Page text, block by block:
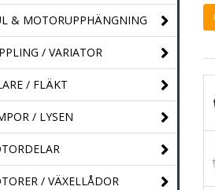
& MOTORUPPHÄNGNING
/ VARIATOR
/ FLÄKT
/ LYSEN
/ VÄXELLÅDOR